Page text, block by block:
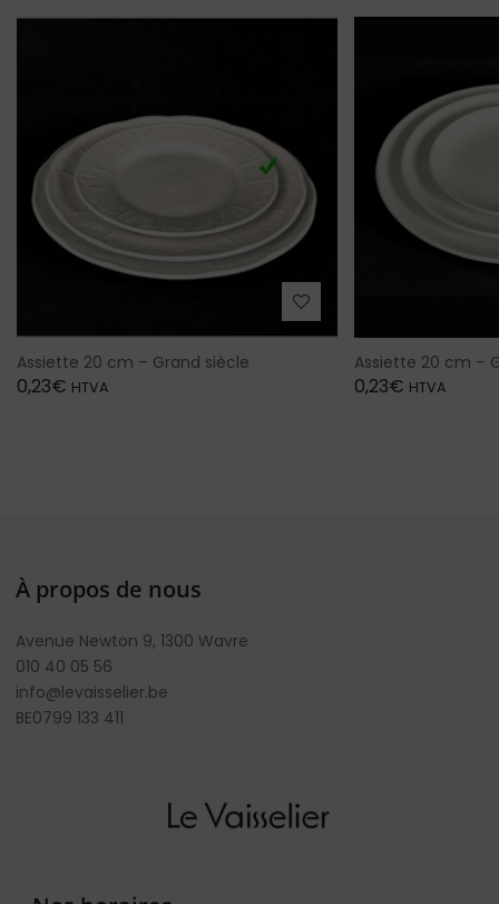
Assiette 20 cm – Grand siècle
0,23€ HTVA
Assiette 20 cm –
0,23€ HTVA
À propos de nous
Avenue Newton 9, 1300 Wavre
010 40 05 56
info@levaisselier.be
BE0799 133 411